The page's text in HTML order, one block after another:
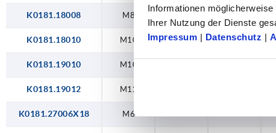
Informationen
Ihrer Nutzung der Dienste
Impressum | Datenschutz |
K0181.18008 M8
K0181.18010 M10 22 —
K0181.19010 M10
K0181.19012 M12
K0181.27006X18 M6